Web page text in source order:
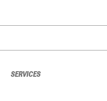
SERVICES